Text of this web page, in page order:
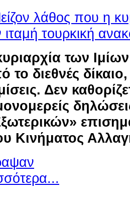
των Ιμίων
το διεθνές
Δεν
Κινήματος